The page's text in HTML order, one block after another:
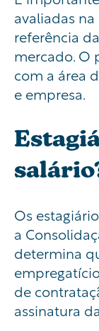
avaliadas
referência
mercado. O
com a área
e empresa.
Os
a
determina
de
assinatura